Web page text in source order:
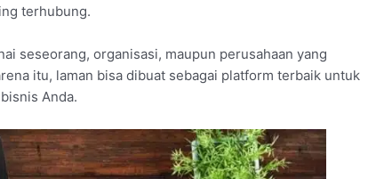
terhubung.
seseorang, organisasi, maupun perusahaan yang
itu, laman bisa dibuat sebagai platform terbaik untuk
Anda.